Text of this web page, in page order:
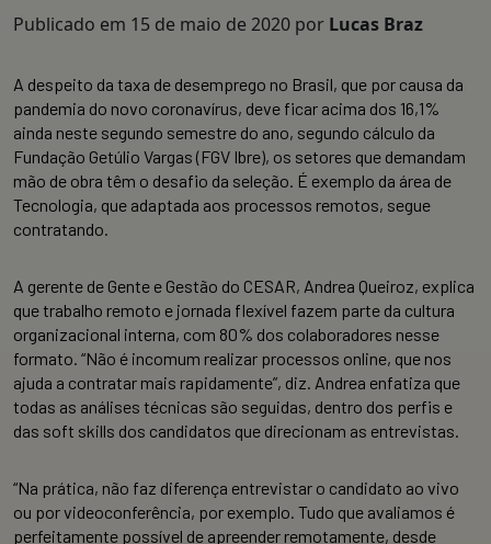
Publicado em 15 de maio de 2020 por Lucas Braz
A despeito da taxa de desemprego no Brasil, que por causa da
pandemia do novo coronavírus, deve ficar acima dos 16,1%
ainda neste segundo semestre do ano, segundo cálculo da
Fundação Getúlio Vargas (FGV Ibre), os setores que demandam
mão de obra têm o desafio da seleção. É exemplo da área de
Tecnologia, que adaptada aos processos remotos, segue
contratando.
A gerente de Gente e Gestão do CESAR, Andrea Queiroz, explica
que trabalho remoto e jornada flexível fazem parte da cultura
organizacional interna, com 80% dos colaboradores nesse
formato. “Não é incomum realizar processos online, que nos
ajuda a contratar mais rapidamente”, diz. Andrea enfatiza que
todas as análises técnicas são seguidas, dentro dos perfis e
das soft skills dos candidatos que direcionam as entrevistas.
“Na prática, não faz diferença entrevistar o candidato ao vivo
ou por videoconferência, por exemplo. Tudo que avaliamos é
perfeitamente possível de apreender remotamente, desde